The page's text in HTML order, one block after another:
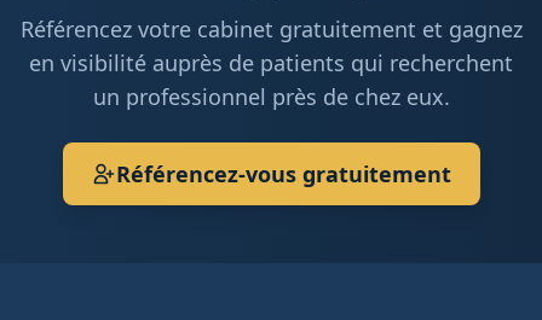
Référencez votre cabinet gratuitement et gagnez
en visibilité auprès de patients qui recherchent
un professionnel près de chez eux.
Référencez-vous gratuitement